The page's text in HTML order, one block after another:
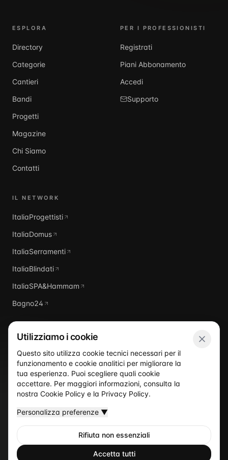
ESPLORA
Directory
Categorie
Cantieri
Bandi
Progetti
Magazine
Chi Siamo
Contatti
PER I PROFESSIONISTI
Registrati
Piani Abbonamento
Accedi
Supporto
IL NETWORK
ItaliaProgettisti
ItaliaDomus
ItaliaSerramenti
ItaliaBlindati
ItaliaSPA&Hammam
Bagno24
ItaliaPiscine
Privacy Policy Termini
Utilizziamo i cookie
Questo sito utilizza cookie tecnici necessari per il
funzionamento e cookie analitici per migliorare la
tua esperienza. Puoi scegliere quali cookie
accettare. Per maggiori informazioni, consulta la
nostra Cookie Policy e la Privacy Policy.
Personalizza preferenze ▼
Rifiuta non essenziali
Accetta tutti